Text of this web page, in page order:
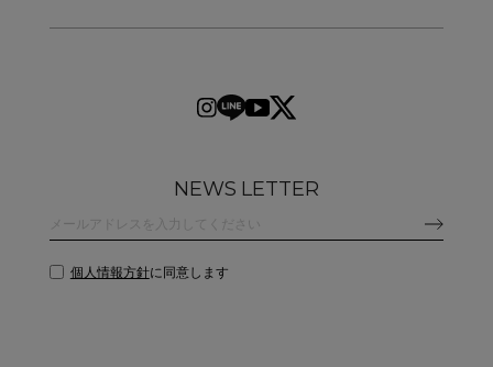
NEWS LETTER
個人情報方針に同意します